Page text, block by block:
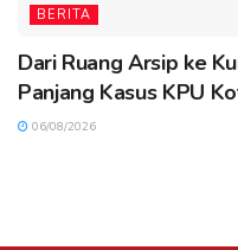
BERITA
Dari Ruang Arsip ke
Panjang Kasus KPU
06/08/2026